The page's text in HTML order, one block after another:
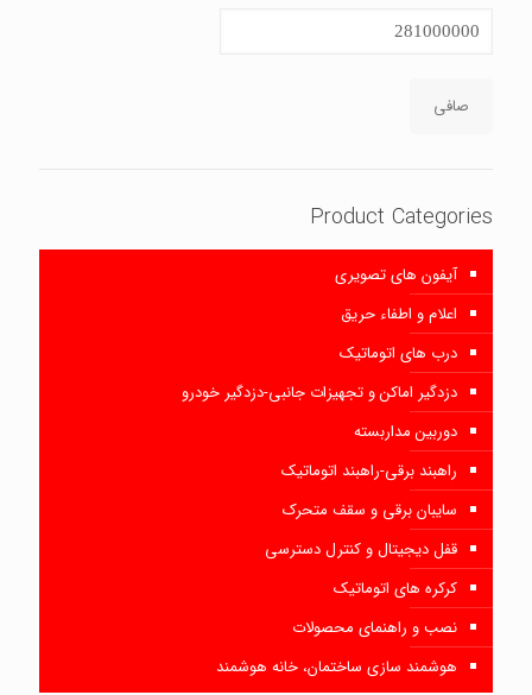
قيمت
صافی
Product Categories
آیفون های تصویری
اعلام و اطفاء حریق
درب های اتوماتیک
دزدگیر اماکن و تجهیزات جانبی-دزدگیر خودرو
دوربین مداربسته
راهبند برقی-راهبند اتوماتیک
سایبان برقی و سقف متحرک
قفل دیجیتال و کنترل دسترسی
کرکره های اتوماتیک
نصب و راهنمای محصولات
هوشمند سازی ساختمان، خانه هوشمند